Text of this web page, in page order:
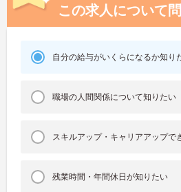
この求人について
自分の給与がいくらになるか知り
職場の人間関係について知りたい
スキルアップ・キャリアアップで
残業時間・年間休日が知りたい